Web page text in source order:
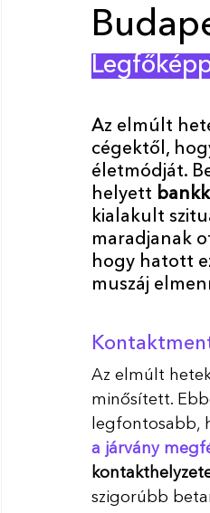
Az elmúlt
cégektől,
életmódját.
helyett
kialakult
maradjanak
hogy hatott
muszáj
Az elmúlt
minősített.
legfontosabb,
a járvány
szigorúbb